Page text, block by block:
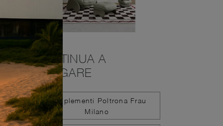
CONTINUA A
NAVIGARE
Complementi Poltrona Frau
Milano